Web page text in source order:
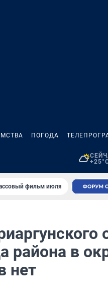
ПОГОДА
фильм июля
района в
нет